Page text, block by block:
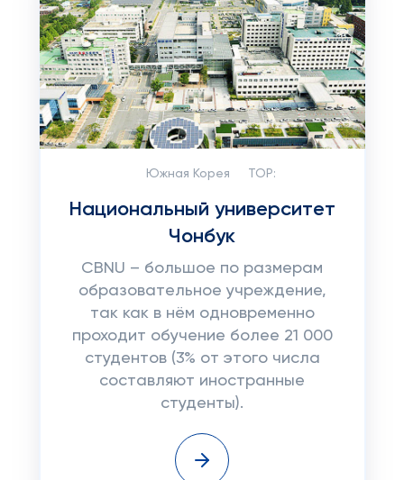
Южная Корея TOP:
Национальный университет
Чонбук
CBNU – большое по размерам
образовательное учреждение,
так как в нём одновременно
проходит обучение более 21 000
студентов (3% от этого числа
составляют иностранные
студенты).